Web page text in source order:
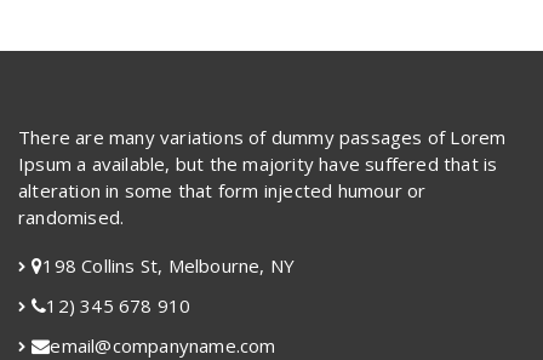
There are many variations of dummy passages of Lorem
Ipsum a available, but the majority have suffered that is
alteration in some that form injected humour or
randomised.
198 Collins St, Melbourne, NY
12) 345 678 910
email@companyname.com